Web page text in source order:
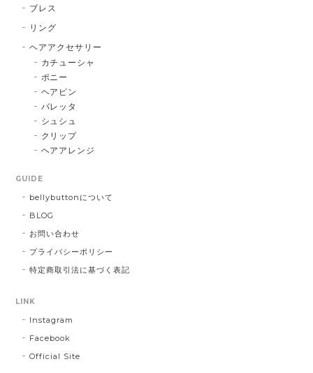
ブレス
リング
ヘアアクセサリー
カチューシャ
ポニー
ヘアピン
バレッタ
シュシュ
クリップ
ヘアアレンジ
GUIDE
bellybuttonについて
BLOG
お問い合わせ
プライバシーポリシー
特定商取引法に基づく表記
LINK
Instagram
Facebook
Official Site